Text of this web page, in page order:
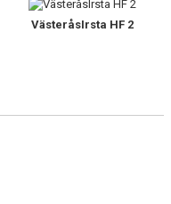
VästeråsIrsta HF 2